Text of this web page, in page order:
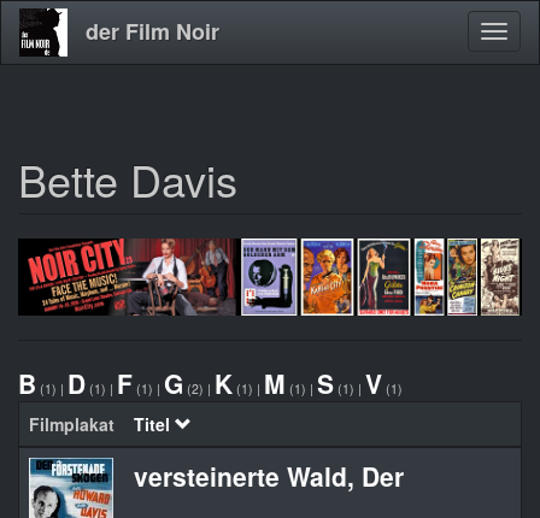
Direkt
zum
der Film Noir
Bette Davis
B (1) | D (1) | F (1) | G (2) | K (1) | M (1) | S (1) | V (1)
Filmplakat Titel
versteinerte Wald, Der